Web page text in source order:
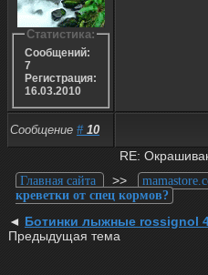
Статистика:
Сообщений:
7
Регистрация:
16.03.2010
Сообщение # 10
RE:
Главная сайта >>
креветки от спец кормов?
◄ Ботинки лыжные rossignol
Предыдущая тема